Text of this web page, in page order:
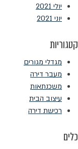
יולי 2021
יוני 2021
קטגוריות
מגדלי מגורים
מעבר דירה
משכנתאות
עיצוב הבית
רכישת דירה
כלים